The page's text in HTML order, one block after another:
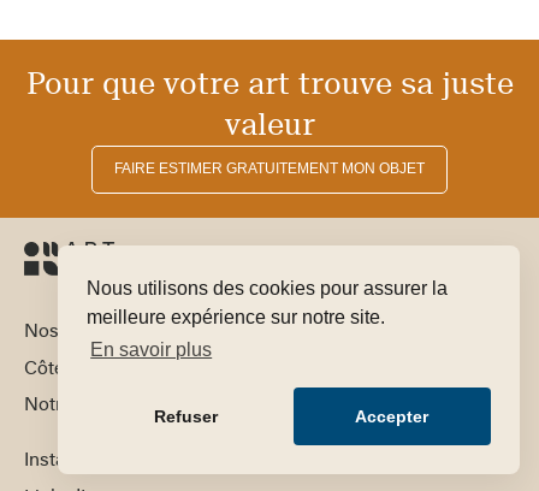
Nous utilisons des cookies pour assurer la
meilleure expérience sur notre site.
En savoir plus
Refuser Accepter
Pour que votre art trouve sa juste
valeur
FAIRE ESTIMER GRATUITEMENT MON OBJET
Nos domaines d’expertise
Côte par artiste
Notre équipe
Instagram